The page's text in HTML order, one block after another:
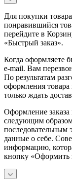
Для покупки
понравившийся
перейдите в
«Быстрый заказ».
Когда оформляете
e-mail. Вам
По результатам
оформления
только ждать
Оформление
следующим
последовательным
данные о себе.
информацию,
кнопку «Оформить